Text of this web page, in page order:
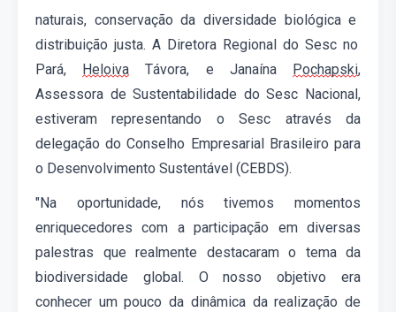
naturais, conservação da diversidade biológicae
distribuição justa. A Diretora Regional do Sesc no
Pará, Heloiva Távora, e Janaína Pochapski,
Assessora de Sustentabilidade do Sesc Nacional,
estiveram representando oSesc através da
delegação doConselho Empresarial Brasileiro para
o Desenvolvimento Sustentável (CEBDS).
"Na oportunidade,nós tivemos momentos
enriquecedorescom aparticipação em diversas
palestras que realmente destacaram o tema da
biodiversidade global. O nosso objetivo era
conhecer um pouco da dinâmica da realização de